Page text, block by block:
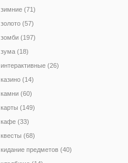
зимние (71)
золото (57)
зомби (197)
зума (18)
интерактивные (26)
казино (14)
камни (60)
карты (149)
кафе (33)
квесты (68)
кидание предметов (40)